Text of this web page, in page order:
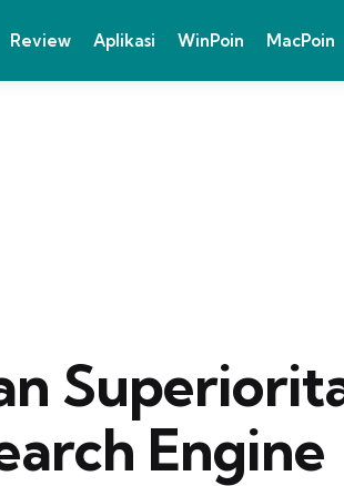
Review Aplikasi WinPoin MacPoin
Engine